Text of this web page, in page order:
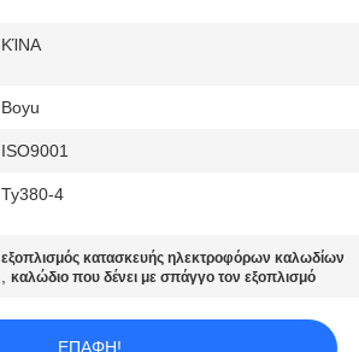
ΚΊΝΑ
Boyu
ISO9001
Ty380-4
εξοπλισμός κατασκευής ηλεκτροφόρων καλωδίων
,καλώδιο που δένει με σπάγγο τον εξοπλισμό
ΕΠΑΦΉ!